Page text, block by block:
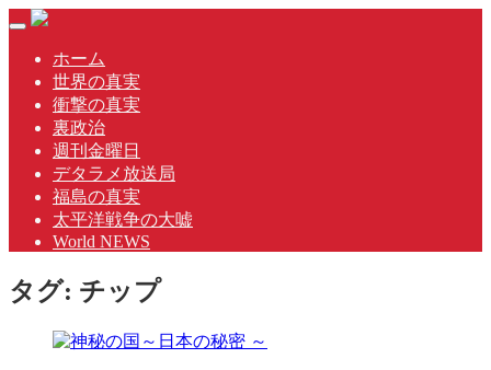
Skip
content
Toggle
navigationホーム
世界の真実
衝撃の真実
裏政治
週刊金曜日
デタラメ放送局
福島の真実
太平洋戦争の大嘘
World NEWS
タグ: チップ